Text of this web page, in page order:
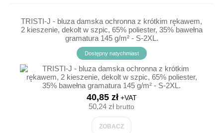
TRISTI-J - bluza damska ochronna z krótkim rękawem,
2 kieszenie, dekolt w szpic, 65% poliester, 35% bawełna
gramatura 145 g/m² - S-2XL.
Dostępny natychmiast
40,85 zł+VAT
50,24 złbrutto
ZOBACZ